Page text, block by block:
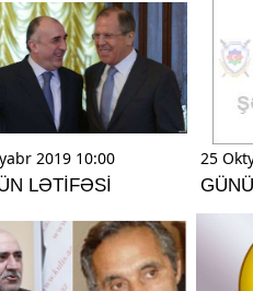
2019 10:00
LƏTİFƏSİ
25